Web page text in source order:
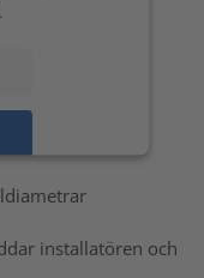
installatören och